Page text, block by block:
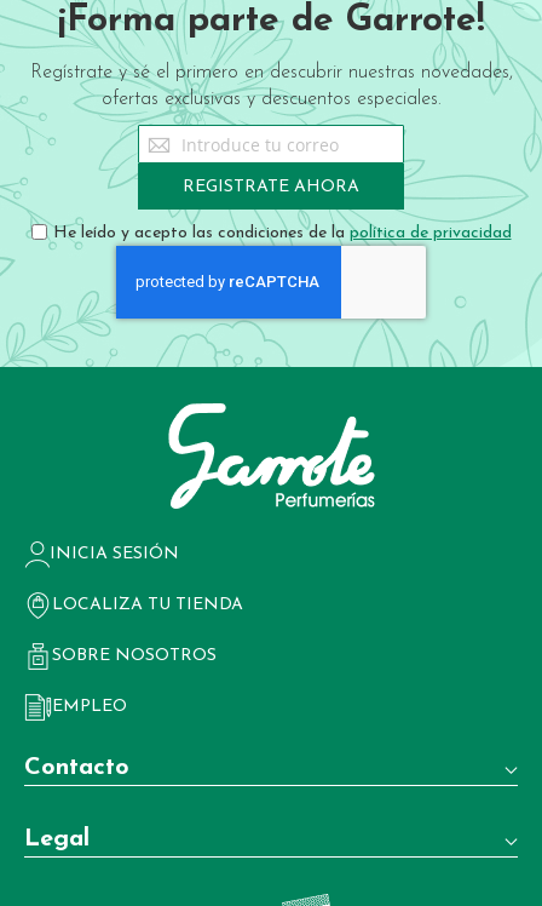
¡Forma parte de Garrote!
Regístrate y sé el primero en descubrir nuestras novedades,
ofertas exclusivas y descuentos especiales.
Sign
Up
for
Our
Newsletter:
REGISTRATE AHORA
He leído y acepto las condiciones de la política de privacidad
INICIA SESIÓN
LOCALIZA TU TIENDA
SOBRE NOSOTROS
EMPLEO
Contacto
Teléfono:
+34 981 22 97 83
Legal
Términos y condiciones de venta